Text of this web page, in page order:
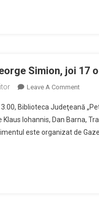
Ora
„Petre
Dulfu”
Simion, joi 17
Leave A CommentOn
De
Carte
Biblioteca Judeţeană
Iohannis, Dan Barna,
este organizat de